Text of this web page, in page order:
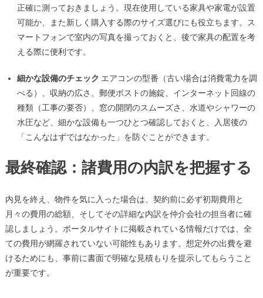
正確に測っておきましょう。現在使用している家具や家電が設置
可能か、また新しく購入する際のサイズ選びにも役立ちます。ス
マートフォンで室内の写真を撮っておくと、後で家具の配置を考
える際に便利です。
細かな設備のチェック エアコンの型番（古い場合は消費電力を調
べる）、収納の広さ、郵便ポストの施錠、インターネット回線の
種類（工事の要否）、窓の開閉のスムーズさ、水道やシャワーの
水圧など、細かな設備も一つひとつ確認しておくと、入居後の
「こんなはずではなかった」を防ぐことができます。
最終確認：諸費用の内訳を把握する
内見を終え、物件を気に入った場合は、契約前に必ず初期費用と
月々の費用の総額、そしてその詳細な内訳を仲介会社の担当者に確
認しましょう。ポータルサイトに掲載されている情報だけでは、全
ての費用が網羅されていない可能性もあります。想定外の出費を避
けるためにも、事前に書面で明確な見積もりを提示してもらうこと
が重要です。